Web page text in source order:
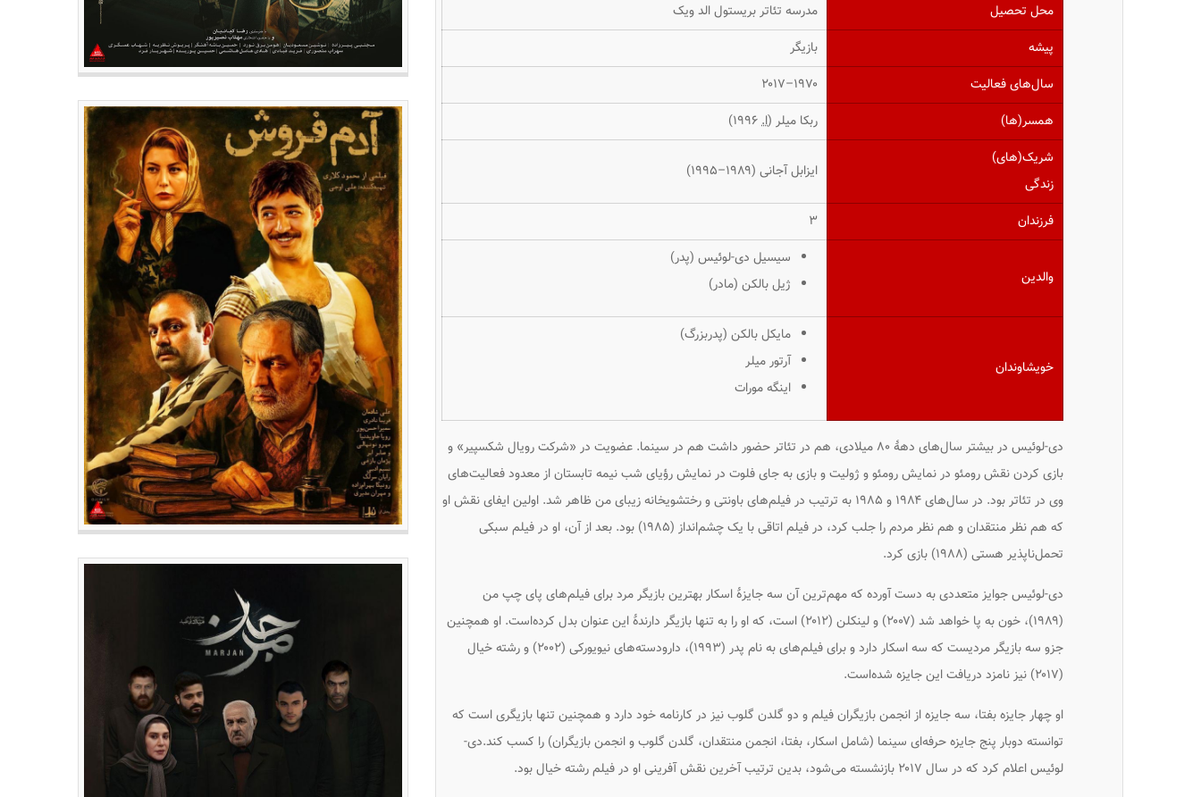
محل تحصیل
مدرسه تئاتر بریستول الد ویک
پیشه
بازیگر
سال‌های فعالیت
۱۹۷۰–۲۰۱۷
همسر(ها)
ربکا میلر (ا.
شریک(های)
زندگی
ایزابل آجانی (۱۹۸۹–۱۹۹۵)
فرزندان ۳
والدین
سیسیل دی-لوئیس (پدر)
ژیل بالکن (مادر)
خویشاوندان
مایکل بالکن (پدربزرگ)
آرتور میلر
اینگه مورات
دی-لوئیس در بیشتر سال‌های دههٔ ۸۰ میلادی، هم در تئاتر حضور داشت هم در سینما. عضویت در «شرکت رویال شکسپیر»
و
بازی کردن نقش رومئو در نمایشرومئو و ژولیتو بازی به جای فلوت در نمایشرؤیای شب نیمه تابستاناز معدود فعالیت‌های
وی در تئاتر بود. در سال‌های ۱۹۸۴ و ۱۹۸۵ به ترتیب در فیلم‌های
باونتیورختشویخانه زیبای من ظاهر شد. اولین ایفای نقش او
که هم نظر منتقدان و هم نظر مردم را جلب کرد، در فیلماتاقی با یک چشم‌انداز (۱۹۸۵) بود. بعد از آن، او در فیلم
سبکی
تحمل‌ناپذیر هستی (۱۹۸۸) بازی کرد.
دی-لوئیس جوایز متعددی به دست آورده که مهم‌ترین آن سه جایزهٔ اسکار بهترین بازیگر مرد برای فیلم‌های پای چپ من
(۱۹۸۹)،
خون به پا خواهد شد (۲۰۰۷) و لینکلن
(۲۰۱۲) است، که او را به تنها بازیگر دارندهٔ این عنوان بدل کرده‌است. او همچنین
جزو سه بازیگر مردیست که سه اسکار دارد و برای فیلم‌هایبه نام پدر (۱۹۹۳)، دارودسته‌های نیویورکی (۲۰۰۲) و
رشته خیال
(۲۰۱۷) نیز نامزد دریافت این جایزه شده‌است.
او چهار جایزه بفتا، سه جایزه از انجمن بازیگران فیلم و دو گلدن گلوب نیز در کارنامه خود دارد و همچنین تنها بازیگری است که
توانسته دوبار پنج جایزه حرفه‌ای سینما (شامل اسکار، بفتا، انجمن منتقدان، گلدن گلوب و انجمن بازیگران) را کسب کند.دی-
لوئیس اعلام کرد که در سال ۲۰۱۷ بازنشسته می‌شود، بدین ترتیب آخرین نقش آفرینی او در فیلم
رشته خیالبود.